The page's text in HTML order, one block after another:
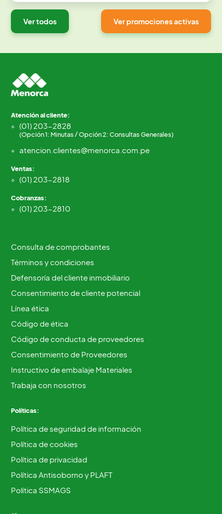
Ver todos Ver promociones activas
Atención al cliente:
(01) 203-2828
(Opción 1: Minutas / Opción 2: Consultas Generales)
atencion.clientes@menorca.com.pe
Ventas:
(01) 203-2818
Cobranzas:
(01) 203-2810
Consulta de comprobantes
Términos y condiciones
Defensoría del cliente inmobiliario
Consentimiento de cliente potencial
Línea ética
Código de ética
Código de conducta de proveedores
Consentimiento de Proveedores
Instructivo de embalaje Materiales
Trabaja con nosotros
Políticas:
Política de seguridad de información
Política de cookies
Política de privacidad
Política Antisoborno y PLAFT
Política SSMAGS